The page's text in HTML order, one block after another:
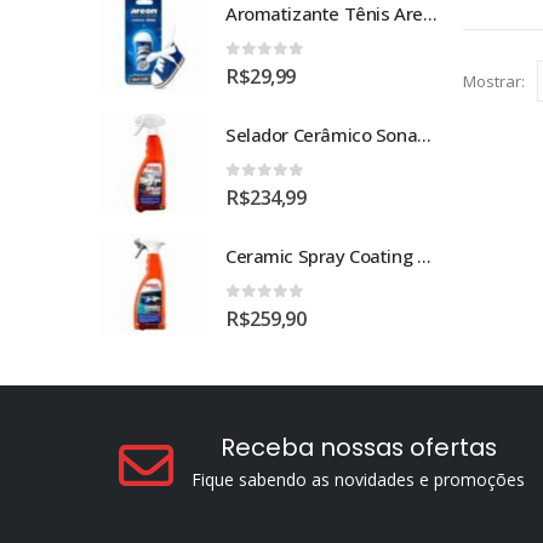
Mostrar:
Aromatizante Tênis Areon Fresh Wave New Car / Carro Novo
0out of 5
R$29,99
Selador Cerâmico Sonax Xtreme Ceramic Spray + Seal (750ml)
0out of 5
R$234,99
Ceramic Spray Coating Sonax 750ml
0out of 5
R$259,90
Receba nossas ofertas
Fique sabendo as novidades e promoções